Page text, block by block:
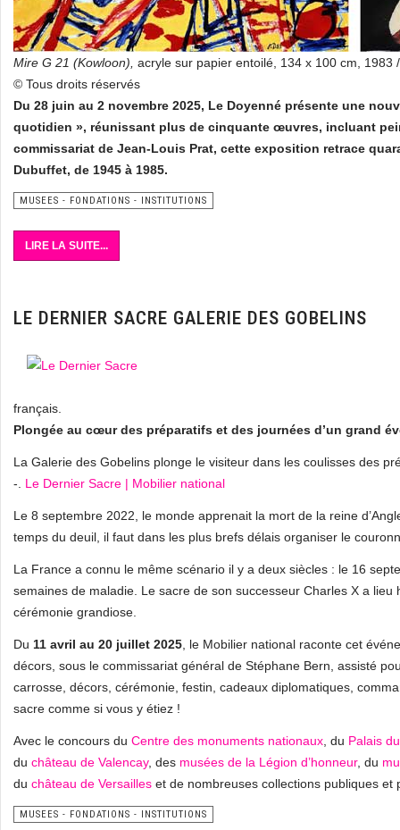
Mire G 21 (Kowloon), acryle sur papier entoilé, 134 x 100 cm, 1983
© Tous droits réservés
Du 28 juin au 2 novembre 2025, Le Doyenné présente une
quotidien », réunissant plus de cinquante œuvres, incluant
commissariat de Jean-Louis Prat, cette exposition retrace
Dubuffet, de 1945 à 1985.
MUSEES - FONDATIONS - INSTITUTIONS
LIRE LA SUITE...
LE DERNIER SACRE GALERIE DES GOBELINS
français.
Plongée au cœur des préparatifs et des journées d’un grand
La Galerie des Gobelins plonge le visiteur dans les coulisses des
-. Le Dernier Sacre | Mobilier national
Le 8 septembre 2022, le monde apprenait la mort de la reine
temps du deuil, il faut dans les plus brefs délais organiser le
La France a connu le même scénario il y a deux siècles : le 16
semaines de maladie. Le sacre de son successeur Charles X a
cérémonie grandiose.
Du 11 avril au 20 juillet 2025 , le Mobilier national raconte cet
décors, sous le commissariat général de Stéphane Bern, assisté
carrosse, décors, cérémonie, festin, cadeaux diplomatiques,
sacre comme si vous y étiez !
Avec le concours du Centre des monuments nationaux , du Palais
du château de Valencay, des musées de la Légion d’honneur, du
du château de Versailles et de nombreuses collections publiques
MUSEES - FONDATIONS - INSTITUTIONS